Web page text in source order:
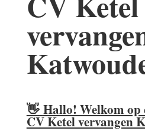
👋 Hallo! Welkom op
CV Ketel vervangen